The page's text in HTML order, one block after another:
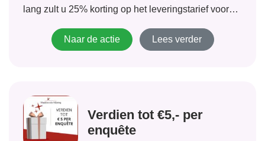
lang zult u 25% korting op het leveringstarief voor
concreet op neer dat u dus 3 maanden...
Naar de actie Lees verder
Verdien tot €5,- per
enquête